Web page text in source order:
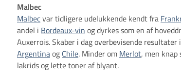
Malbec
Malbecvar tidligere udelukkende kendt fra
andel i Bordeaux-vin og dyrkes som en af
Auxerrois. Skaber i dag overbevisende resultater
Argentinaog Chile. Minder om Merlot, men knap
lakrids og lette toner af blyant.